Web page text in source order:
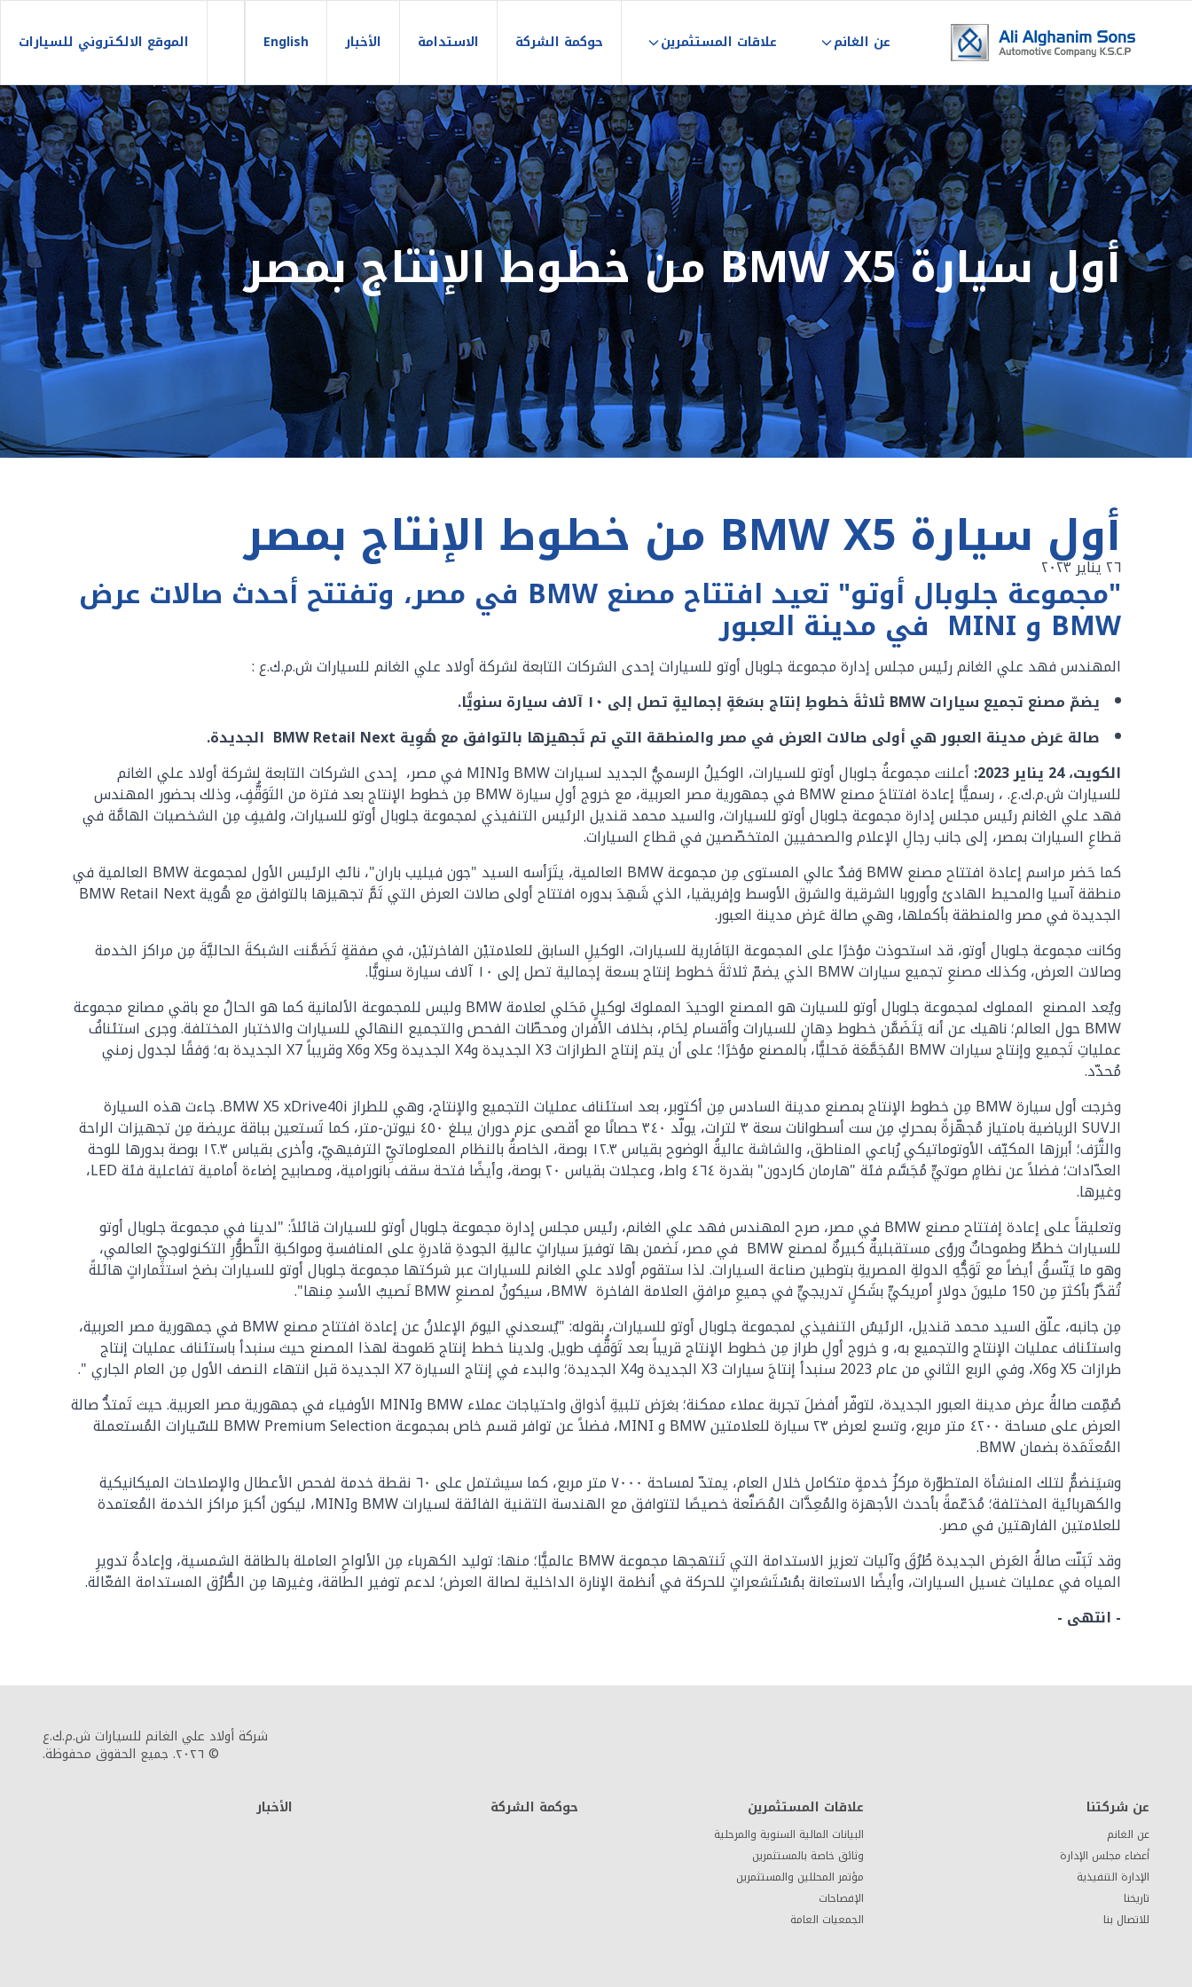
عن الغانم علاقات المستثمرين حوكمة الشركة الاستدامة الأخبار English الموقع الالكتروني للسيارات
أول سيارة BMW X5 من خطوط الإنتاج بمصر
أول سيارة BMW X5 من خطوط الإنتاج بمصر
٢٦ يناير ٢٠٢٣
"مجموعة جلوبال أوتو" تعيد افتتاح مصنع BMW في مصر، وتفتتح أحدث صالات عرض
BMW و MINI في مدينة العبور
المهندس فهد علي الغانم رئيس مجلس إدارة مجموعة جلوبال أوتو للسيارات إحدى الشركات التابعة لشركة أولاد علي الغانم للسيارات ش.م.ك.ع :
يضمّ مصنع تجميع سيارات BMW ثلاثةَ خطوطِ إنتاج بسَعَةٍ إجماليةٍ تصل إلى ١٠ آلاف سيارة سنويًّا.
صالة عَرض مدينة العبور هي أولى صالات العرض في مصر والمنطقة التي تم تَجهيزها بالتوافق مع هُوِية BMW Retail Next الجديدة.
الكويت، 24 يناير 2023:
أعلنت مجموعةُ جلوبال أوتو للسيارات، الوكيلُ الرسميُّ الجديد لسيارات BMW وMINI في مصر، إحدى الشركات التابعة لشركة أولاد علي الغانم
للسيارات ش.م.ك.ع. ، رسميًّا إعادة افتتاحَ مصنع BMW في جمهورية مصر العربية، مع خروج أولِ سيارة BMW مِن خطوط الإنتاج بعد فترة من التَوَقُّفٍ، وذلك بحضور المهندس
فهد علي الغانم رئيس مجلس إدارة مجموعة جلوبال أوتو للسيارات، والسيد محمد قنديل الرئيس التنفيذي لمجموعة جلوبال أوتو للسيارات، ولفيفٍ مِن الشخصيات الهامَّة في
قطاعِ السيارات بمصر، إلى جانب رجالِ الإعلام والصحفيين المتخصّصين في قطاع السيارات.
كما حَضر مراسم إعادة افتتاح مصنع BMW وَفدٌ عالي المستوى مِن مجموعة BMW العالمية، يتَرَأسه السيد "جون فيليب باران"، نائبُ الرئيس الأول لمجموعة BMW العالمية في
الجديدة في مصر والمنطقة بأكملها، وهي صالة عَرض مدينة العبور.
وكانت مجموعة جلوبال أوتو، قد استحوذت مؤخرًا على المجموعة البَافَارية للسيارات، الوكيلِ السابق للعلامتيْن الفاخرتيْن، في صفقةٍ تَضَمَّنت الشبكةَ الحاليَّةَ مِن مراكز الخدمة
وصالات العرض، وكذلك مصنعِ تجميع سيارات BMW الذي يضمّ ثلاثةَ خطوط إنتاج بسعة إجمالية تصل إلى ١٠ آلاف سيارة سنويًّا.
ويُعد المصنع المملوك لمجموعة جلوبال أوتو للسيارت هو المصنع الوحيدَ المملوكَ لوكيلٍ مَحَلي لعلامة BMW وليس للمجموعة الألمانية كما هو الحالُ مع باقي مصانع مجموعة
BMW حول العالم؛ ناهيك عن أنه يَتَضَمَّن خطوط دِهانٍ للسيارات وأقسام لِحَام، بخلاف الأفران ومحطّات الفحص والتجميع النهائي للسيارات والاختبار المختلفة. وجرى استئنافُ
عملياتِ تَجميع وإنتاج سيارات BMW المُجَمَّعَة مَحليًّا، بالمصنع مؤخرًا؛ على أن يتم إنتاج الطرازات X3 الجديدة وX4 الجديدة وX5 وX6 وقريباً X7 الجديدة به؛ وَفقًا لجدول زمني
مُحدّد.
وخرجت أول سيارة BMW مِن خطوط الإنتاج بمصنع مدينة السادس مِن أكتوبر، بعد استئناف عمليات التجميع والإنتاج، وهي للطراز BMW X5 xDrive40i. جاءت هذه السيارة
الـSUV الرياضية بامتياز مُجهّزةً بمحركٍ مِن ست أسطوانات سعة ٣ لترات، يولّد ٣٤٠ حصانًا مع أقصى عزم دوران يبلغ ٤٥٠ نيوتن-متر، كما تَستعين بباقة عريضة مِن تجهيزات الراحة
والتَّرَف؛ أبرزها المكيّف الأوتوماتيكي رُباعي المناطق، والشاشة عاليةُ الوضوح بقياس ١٢.٣ بوصة، الخاصةُ بالنظام المعلوماتيِّ الترفيهيّ، وأخرى بقياس ١٢.٣ بوصة بدورها للوحة
العدّادات؛ فضلاً عن نظامٍ صوتيٍّ مُجَسَّم فئة "هارمان كاردون" بقدرة ٤٦٤ واط، وعجلات بقياس ٢٠ بوصة، وأيضًا فتحة سقف بانورامية، ومصابيح إضاءة أمامية تفاعلية فئة LED،
وغيرها.
وتعليقاً على إعادة إفتتاح مصنع BMW في مصر، صرح المهندس فهد علي الغانم، رئيس مجلس إدارة مجموعة جلوبال أوتو للسيارات قائلاً: "لدينا في مجموعة جلوبال أوتو
للسيارات خططٌ وطموحاتٌ ورؤى مستقبليةٌ كبيرةٌ لمصنع BMW في مصر، نَضمن بها توفيرَ سياراتٍ عاليةِ الجودةِ قادرةٍ على المنافسةِ ومواكبةِ التَّطوُّرِ التكنولوجيِّ العالمي،
وهو ما يَتّسقُ أيضاً مع تَوَجُّهِ الدولةِ المصريةِ بتوطين صناعة السيارات. لذا ستقوم أولاد علي الغانم للسيارات عبر شركتها مجموعة جلوبال أوتو للسيارات بضخ استثماراتٍ هائلةً
تُقدَّرُ بأكثرَ مِن 150 مليونَ دولارٍ أمريكيٍّ بشَكلٍ تدريجيٍّ في جميعِ مرافقِ العلامة الفاخرة BMW، سيكونُ لمصنعِ BMW نَصيبُ الأسدِ مِنها".
مِن جانبه، علّق السيد محمد قنديل، الرئيسُ التنفيذي لمجموعة جلوبال أوتو للسيارات، بقوله: "يُسعدني اليومَ الإعلانُ عن إعادة افتتاح مصنع BMW في جمهورية مصر العربية،
واستئناف عمليات الإنتاج والتجميع به، و خروج أولِ طراز مِن خطوط الإنتاج قريباً بعد تَوَقُّفٍ طويل. ولدينا خطط إنتاج طَموحة لهذا المصنع حيث سنبدأ باستئناف عمليات إنتاج
طرازات X5 وX6، وفي الربع الثاني من عام 2023 سنبدأ إنتاجَ سيارات X3 الجديدة وX4 الجديدة؛ والبدء في إنتاج السيارة X7 الجديدة قبل انتهاء النصف الأول مِن العام الجاري ".
صُمِّمت صالةُ عرض مدينة العبور الجديدة، لتوفّر أفضلَ تجربة عملاء ممكنة؛ بغرَض تلبيةِ أذواق واحتياجات عملاء BMW وMINI الأوفياء في جمهورية مصر العربية. حيث تَمتدُّ صالة
العرض على مساحة ٤٢٠٠ متر مربع، وتسع لعرض ٢٣ سيارة للعلامتين BMW و MINI، فضلاً عن توافر قسم خاص بمجموعة BMW Premium Selection للسّيارات المُستعملة
المُعتَمَدة بضمان BMW.
وسَيَنضمُّ لتلك المنشأة المتطوّرة مركزُ خدمةٍ متكامل خلال العام، يمتدّ لمساحة ٧٠٠٠ متر مربع، كما سيشتمل على ٦٠ نقطة خدمة لفحص الأعطال والإصلاحات الميكانيكية
والكهربائية المختلفة؛ مُدَعّمةً بأحدث الأجهزة والمُعِدَّات المُصَنَّعة خصيصًا لتتوافق مع الهندسة التقنية الفائقة لسيارات BMW وMINI، ليكون أكبرَ مراكز الخدمة المُعتمدة
للعلامتين الفارهتين في مصر.
وقد تَبَنّت صالةُ العَرض الجديدة طُرُقَ وآليات تعزيز الاستدامة التي تَنتهجها مجموعة BMW عالميًّا؛ منها: توليد الكهرباء مِن الألواحِ العاملة بالطاقة الشمسية، وإعادةُ تدويرِ
المياه في عمليات غسيل السيارات، وأيضًا الاستعانة بمُسْتَشعراتٍ للحركة في أنظمة الإنارة الداخلية لصالة العرض؛ لدعم توفير الطاقة، وغيرها مِن الطُّرُق المستدامة الفعّالة.
- انتهى -
شركة أولاد علي الغانم للسيارات ش.م.ك.ع
© ٢٠٢٦. جميع الحقوق محفوظة.
عن شركتنا
عن الغانم
أعضاء مجلس الإدارة
الإدارة التنفيذية
تاريخنا
للاتصال بنا
علاقات المستثمرين
البيانات المالية السنوية والمرحلية
وثائق خاصة بالمستثمرين
مؤتمر المحللين والمستثمرين
الإفصاحات
الجمعيات العامة
حوكمة الشركة الأخبار